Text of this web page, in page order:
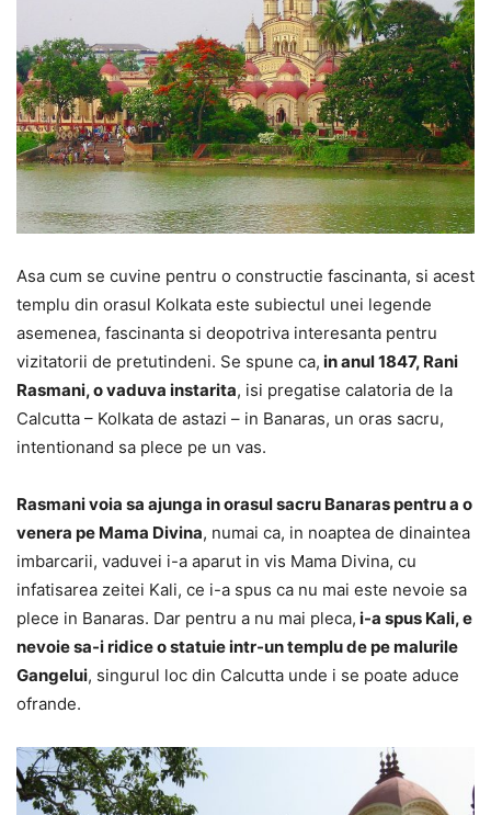
Asa cum se cuvine pentru o constructie fascinanta, si acest
templu din orasul Kolkata este subiectul unei legende
asemenea, fascinanta si deopotriva interesanta pentru
vizitatorii de pretutindeni. Se spune ca, in anul 1847, Rani
Rasmani, o vaduva instarita, isi pregatise calatoria de la
Calcutta – Kolkata de astazi – in Banaras, un oras sacru,
intentionand sa plece pe un vas.
Rasmani voia sa ajunga in orasul sacru Banaras pentru a o
venera pe Mama Divina, numai ca, in noaptea de dinaintea
imbarcarii, vaduvei i-a aparut in vis Mama Divina, cu
infatisarea zeitei Kali, ce i-a spus ca nu mai este nevoie sa
plece in Banaras. Dar pentru a nu mai pleca, i-a spus Kali, e
nevoie sa-i ridice o statuie intr-un templu de pe malurile
Gangelui, singurul loc din Calcutta unde i se poate aduce
ofrande.